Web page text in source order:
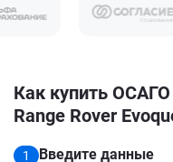
Как купить ОСАГО
Range Rover
1
Введите данные